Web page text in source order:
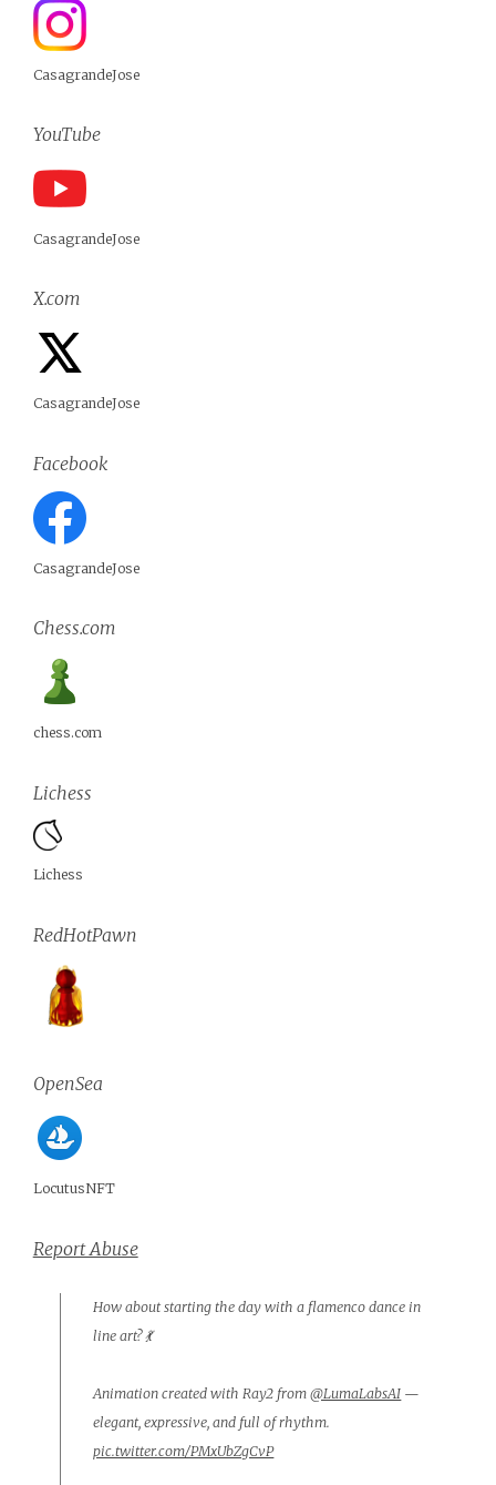
CasagrandeJose
YouTube
CasagrandeJose
X.com
CasagrandeJose
Facebook
CasagrandeJose
Chess.com
chess.com
Lichess
Lichess
RedHotPawn
OpenSea
LocutusNFT
Report Abuse
How about starting the day with a flamenco dance in
line art? 💃
Animation created with Ray2 from@LumaLabsAI —
elegant, expressive, and full of rhythm.
pic.twitter.com/PMxUbZgCvP